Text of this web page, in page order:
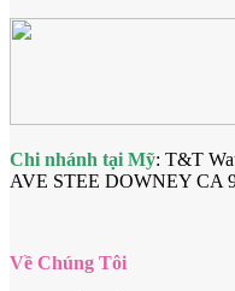
Chi nhánh tại Mỹ: T&T
AVE STEE DOWNEY CA
Về Chúng Tôi